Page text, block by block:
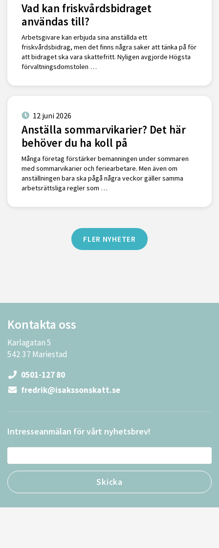
Vad kan friskvårdsbidraget
användas till?
Arbetsgivare kan erbjuda sina anställda ett
friskvårdsbidrag, men det finns några saker att tänka på för
att bidraget ska vara skattefritt. Nyligen avgjorde Högsta
förvaltningsdomstolen …
12 juni 2026
Anställa sommarvikarier? Det här
behöver du ha koll på
Många företag förstärker bemanningen under sommaren
med sommarvikarier och feriearbetare. Men även om
anställningen bara ska pågå några veckor gäller samma
arbetsrättsliga regler som …
FLER NYHETER
Kontakta oss
Karlagatan 5
542 37 Mariestad
0501-127 80
fredrik@isakssonskatt.se
Intresseanmälan för vårt nyhetsbrev!